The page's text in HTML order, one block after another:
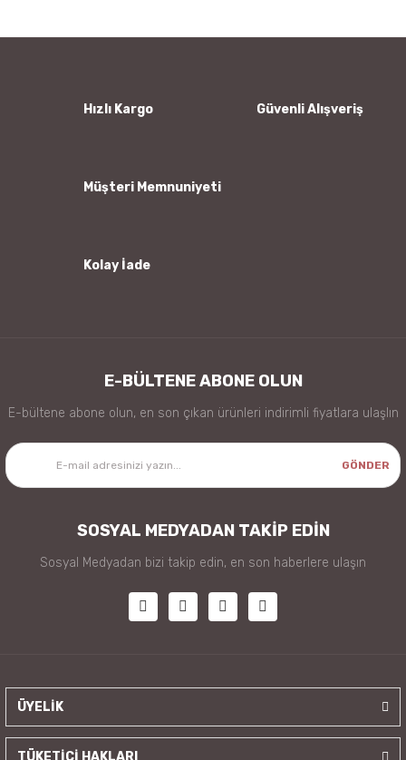
Ürün bilgilerinde hatalar bulunuyor.
Hızlı Kargo Güvenli Alışveriş
Müşteri Memnuniyeti
Kolay İade
E-BÜLTENE ABONE OLUN
E-bültene abone olun, en son çıkan ürünleri indirimli fiyatlara ulaşlın
GÖNDER
SOSYAL MEDYADAN TAKİP EDİN
Sosyal Medyadan bizi takip edin, en son haberlere ulaşın
ÜYELİK
TÜKETİCİ HAKLARI